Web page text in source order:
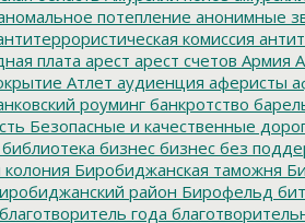
потепление анонимные
комиссия
плата арест арест счетов Армия
Атлет аудиенция аферисты
роумингбанкротство
Безопасные и качественные
библиотека бизнес бизнес без
Биробиджанская таможня
район Бирофельд
благотворитель года